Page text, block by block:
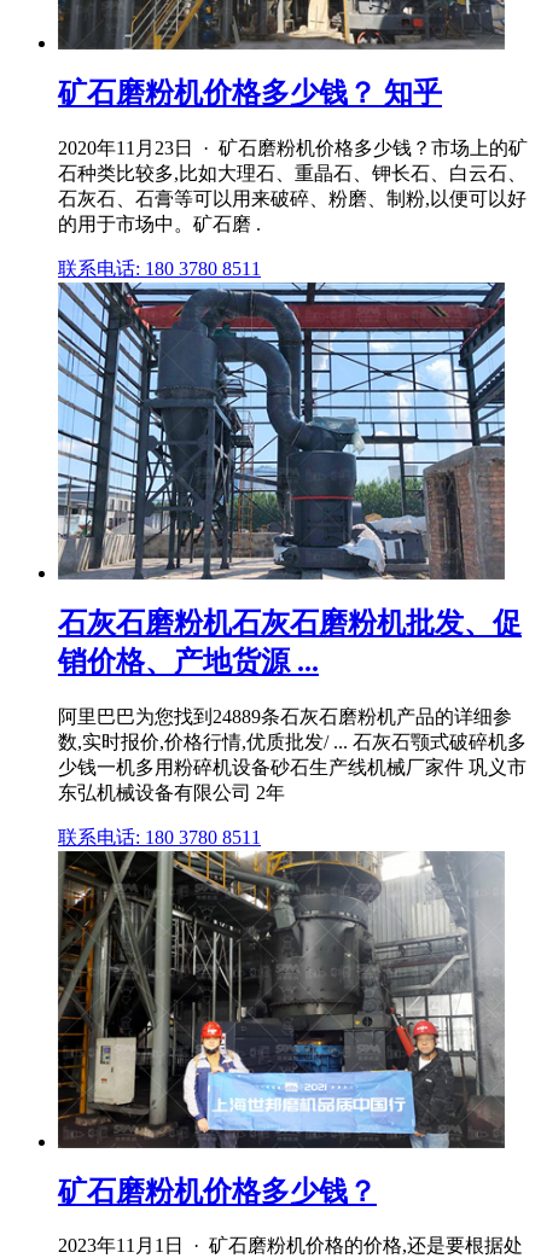
矿石磨粉机价格多少钱？ 知乎
2020年11月23日 · 矿石磨粉机价格多少钱？市场上的矿
石种类比较多,比如大理石、重晶石、钾长石、白云石、
石灰石、石膏等可以用来破碎、粉磨、制粉,以便可以好
的用于市场中。矿石磨 .
联系电话: 180 3780 8511
石灰石磨粉机石灰石磨粉机批发、促
销价格、产地货源 ...
阿里巴巴为您找到24889条石灰石磨粉机产品的详细参
数,实时报价,价格行情,优质批发/ ... 石灰石颚式破碎机多
少钱一机多用粉碎机设备砂石生产线机械厂家件 巩义市
东弘机械设备有限公司 2年
联系电话: 180 3780 8511
矿石磨粉机价格多少钱？
2023年11月1日 · 矿石磨粉机价格的价格,还是要根据处